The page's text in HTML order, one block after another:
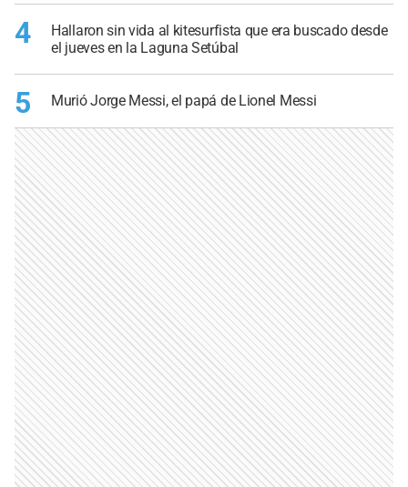
4
Hallaron sin vida al kitesurfista que era buscado desde
el jueves en la Laguna Setúbal
5 Murió Jorge Messi, el papá de Lionel Messi